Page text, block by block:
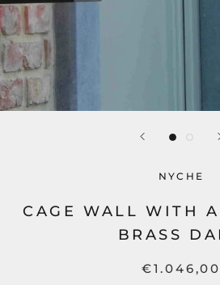
NYCHE
CAGE WALL WITH
BRASS
€1.046,00